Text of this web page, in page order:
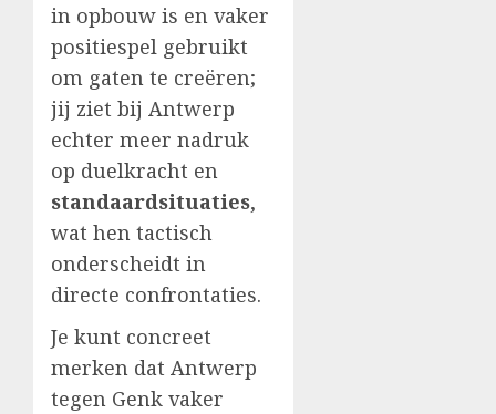
in opbouw is en vaker
positiespel gebruikt
om gaten te creëren;
jij ziet bij Antwerp
echter meer nadruk
op duelkracht en
standaardsituaties,
wat hen tactisch
onderscheidt in
directe confrontaties.
Je kunt concreet
merken dat Antwerp
tegen Genk vaker